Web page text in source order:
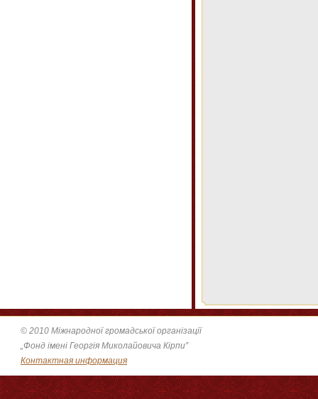
© 2010 Міжнародної громадської організації
„Фонд імені Георгія Миколайовича Кірпи”
Контактная информация